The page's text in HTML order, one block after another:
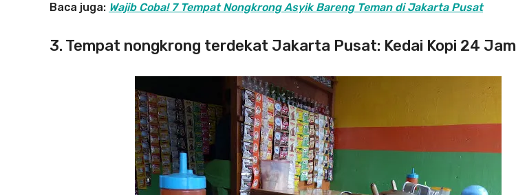
Baca juga: Wajib Coba! 7 Tempat Nongkrong Asyik Bareng Teman di Jakarta Pusat
3. Tempat nongkrong terdekat Jakarta Pusat: Kedai Kopi 24 Jam